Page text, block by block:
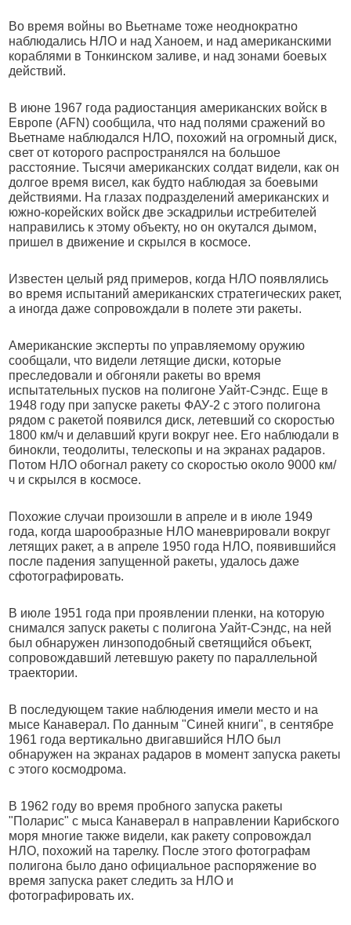
Во время войны во Вьетнаме тоже неоднократно
наблюдались НЛО и над Ханоем, и над американскими
кораблями в Тонкинском заливе, и над зонами боевых
действий.
В июне 1967 года радиостанция американских войск в
Европе (AFN) сообщила, что над полями сражений во
Вьетнаме наблюдался НЛО, похожий на огромный диск,
свет от которого распространялся на большое
расстояние. Тысячи американских солдат видели, как он
долгое время висел, как будто наблюдая за боевыми
действиями. На глазах подразделений американских и
южно-корейских войск две эскадрильи истребителей
направились к этому объекту, но он окутался дымом,
пришел в движение и скрылся в космосе.
Известен целый ряд примеров, когда НЛО появлялись
во время испытаний американских стратегических ракет,
а иногда даже сопровождали в полете эти ракеты.
Американские эксперты по управляемому оружию
сообщали, что видели летящие диски, которые
преследовали и обгоняли ракеты во время
испытательных пусков на полигоне Уайт-Сэндс. Еще в
1948 году при запуске ракеты ФАУ-2 с этого полигона
рядом с ракетой появился диск, летевший со скоростью
1800 км/ч и делавший круги вокруг нее. Его наблюдали в
бинокли, теодолиты, телескопы и на экранах радаров.
Потом НЛО обогнал ракету со скоростью около 9000 км/
ч и скрылся в космосе.
Похожие случаи произошли в апреле и в июле 1949
года, когда шарообразные НЛО маневрировали вокруг
летящих ракет, а в апреле 1950 года НЛО, появившийся
после падения запущенной ракеты, удалось даже
сфотографировать.
В июле 1951 года при проявлении пленки, на которую
снимался запуск ракеты с полигона Уайт-Сэндс, на ней
был обнаружен линзоподобный светящийся объект,
сопровождавший летевшую ракету по параллельной
траектории.
В последующем такие наблюдения имели место и на
мысе Канаверал. По данным "Синей книги", в сентябре
1961 года вертикально двигавшийся НЛО был
обнаружен на экранах радаров в момент запуска ракеты
с этого космодрома.
В 1962 году во время пробного запуска ракеты
"Поларис" с мыса Канаверал в направлении Карибского
моря многие также видели, как ракету сопровождал
НЛО, похожий на тарелку. После этого фотографам
полигона было дано официальное распоряжение во
время запуска ракет следить за НЛО и
фотографировать их.